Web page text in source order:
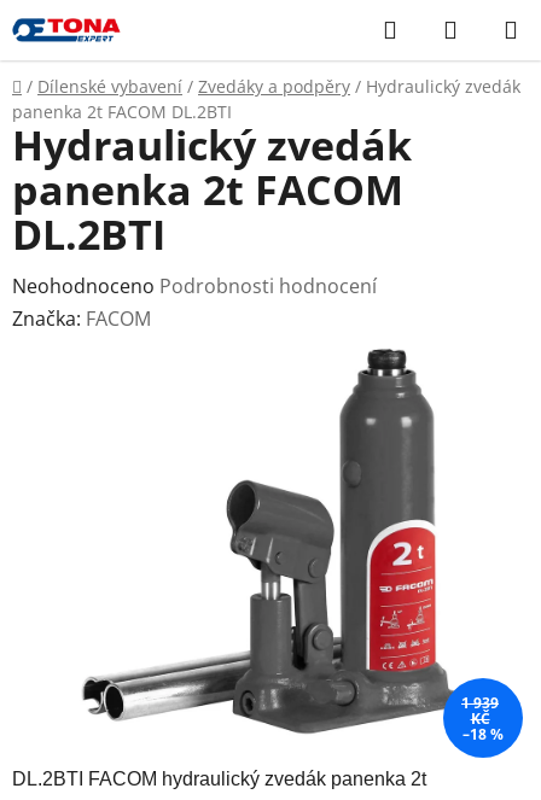
Přejít
na
obsah
Hledat
KOŠÍK
Domů
/ Dílenské vybavení / Zvedáky a podpěry / Hydraulický zvedák
panenka 2t FACOM DL.2BTI
DL.2BTI FACOM hydraulický zvedák panenka 2t
Hydraulický zvedák
panenka 2t FACOM
DL.2BTI
Průměrné
hodnocení
Neohodnoceno Podrobnosti hodnocení
Značka: FACOM
1 939
KČ
–18 %